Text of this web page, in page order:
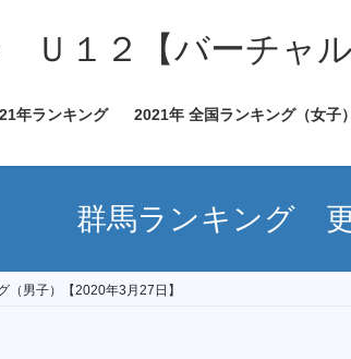
１２【バーチャル
年ランキング 2021年 全国ランキング（女子）
群馬ランキング 更
（男子）【2020年3月27日】